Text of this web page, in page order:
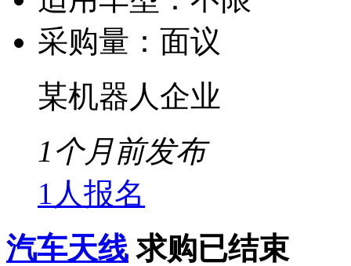
采购量： 面议
某机器人企业
1个月前发布
1人报名
汽车天线 求购已结束